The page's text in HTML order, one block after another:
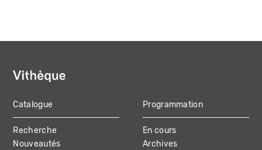
MAIN
NAVIGATION
Catalogue
Recherche
Nouveautés
Programmation
En cours
Archives